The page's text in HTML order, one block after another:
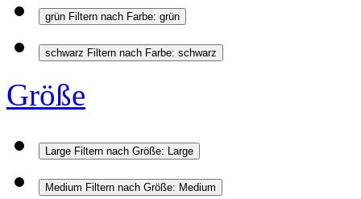
grün Filtern nach Farbe: grün
schwarz Filtern nach Farbe: schwarz
Größe
Large Filtern nach Größe: Large
Medium Filtern nach Größe: Medium